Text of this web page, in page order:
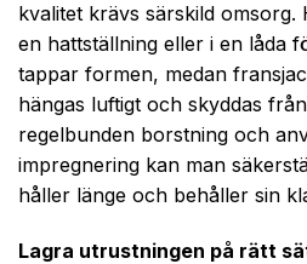
kvalitet krävs särskild
en hattställning eller i en låda
tappar formen, medan
hängas luftigt och skyddas
regelbunden borstning och
impregnering kan man
håller länge och behåller sin
Lagra utrustningen på rätt